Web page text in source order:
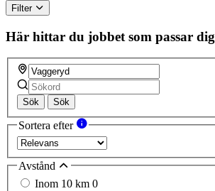
Filter
Här hittar du jobbet som passar dig
Sök Sök
Sortera efter
Avstånd
Inom 10 km 0